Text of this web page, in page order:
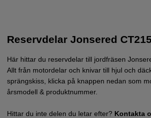
Reservdelar Jonsered
Här hittar du reservdelar till jordfräsen
Allt från motordelar och knivar till hjul och
sprängskiss, klicka på knappen nedan som
årsmodell & produktnummer.
Hittar du inte delen du letar efter? Kontakta